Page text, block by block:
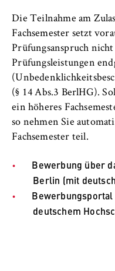
Die Teilnahme am
Fachsemester setzt
Prüfungsanspruch
Prüfungsleistungen
(§ 14 Abs.3 BerlHG).
ein höheres
so nehmen Sie
Fachsemester teil.
Bewerbung über
Berlin (mit
deutschem